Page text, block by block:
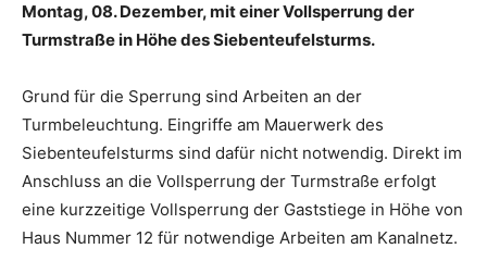
Montag, 08. Dezember, mit einer Vollsperrung der
Turmstraße in Höhe des Siebenteufelsturms.
Grund für die Sperrung sind Arbeiten an der
Turmbeleuchtung. Eingriffe am Mauerwerk des
Siebenteufelsturms sind dafür nicht notwendig. Direkt im
Anschluss an die Vollsperrung der Turmstraße erfolgt
eine kurzzeitige Vollsperrung der Gaststiege in Höhe von
Haus Nummer 12 für notwendige Arbeiten am Kanalnetz.